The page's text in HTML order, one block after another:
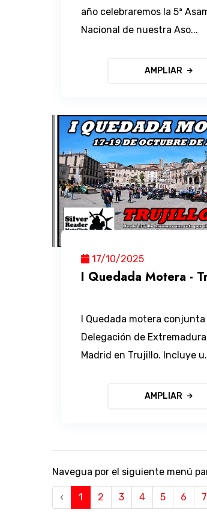
año celebraremos la 5ª
Nacional de nuestra Aso...
AMPLIAR
17/10/2025
I Quedada Motera -
I Quedada motera conjunta
Delegación de
Madrid en Trujillo. Incluye
AMPLIAR
Navegua por el siguiente menú
‹ 1 2 3 4 5 6 7